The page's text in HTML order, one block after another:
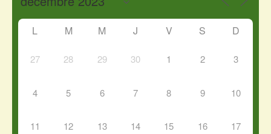
L M M J V S D
27 28 29 30 1 2 3
4 5 6 7 8 9 10
11 12 13 14 15 16 17